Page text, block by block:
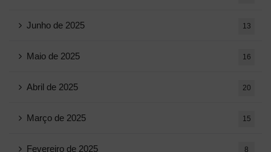
Junho de 2025 13
Maio de 2025 16
Abril de 2025 20
Março de 2025 15
Fevereiro de 2025 8